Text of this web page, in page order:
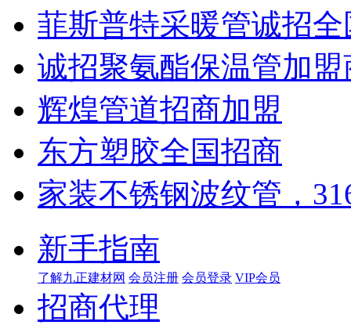
菲斯普特采暖管诚招
诚招聚氨酯保温管加盟
辉煌管道招商加盟
东方塑胶全国招商
家装不锈钢波纹管，
新手指南
了解九正建材网 会员注册 会员登录 VIP会员
招商代理